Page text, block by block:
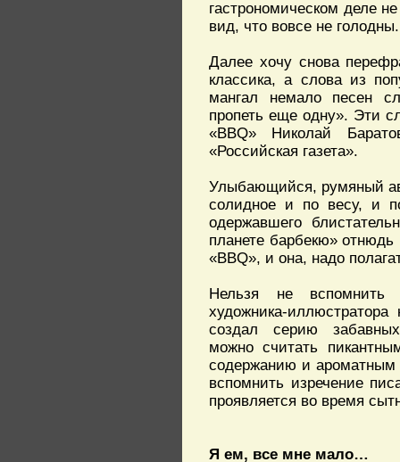
гастрономическом деле
вид, что вовсе не
Далее хочу снова
классика, а слова из
мангал немало песен
пропеть еще одну». Эти
«BBQ» Николай
«Российская газета».
Улыбающийся, румяный
солидное и по весу, и
одержавшего
планете барбекю»
«BBQ», и она, надо
Нельзя не
художника-
создал серию
можно считать
содержанию и ароматным
вспомнить изречение
проявляется во время
Я ем, все мне мало…